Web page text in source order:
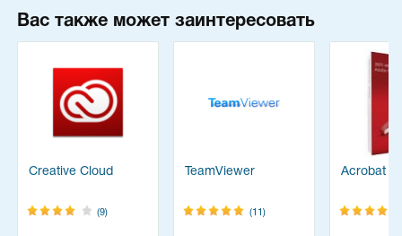
Вас также может заинтересовать
Creative Cloud
(9)
TeamViewer
(11)
Acrobat